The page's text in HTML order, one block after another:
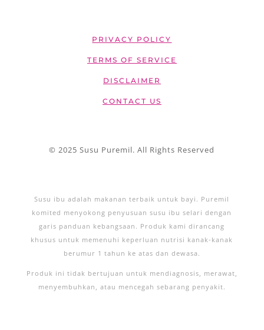
PRIVACY POLICY
TERMS OF SERVICE
DISCLAIMER
CONTACT US
© 2025 Susu Puremil. All Rights Reserved
Susu ibu adalah makanan terbaik untuk bayi. Puremil
komited menyokong penyusuan susu ibu selari dengan
garis panduan kebangsaan. Produk kami dirancang
khusus untuk memenuhi keperluan nutrisi kanak-kanak
berumur 1 tahun ke atas dan dewasa.
Produk ini tidak bertujuan untuk mendiagnosis, merawat,
menyembuhkan, atau mencegah sebarang penyakit.